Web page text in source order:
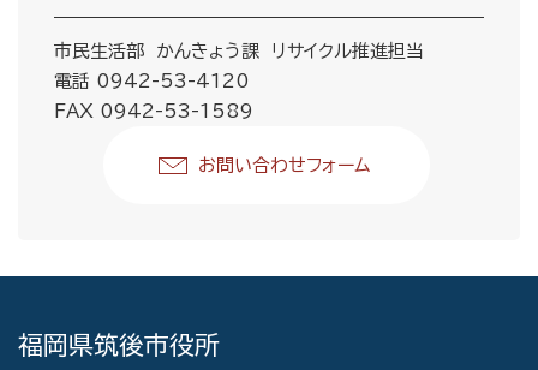
市民生活部 かんきょう課 リサイクル推進担当
電話 0942-53-4120
FAX 0942-53-1589
お問い合わせフォーム
福岡県筑後市役所